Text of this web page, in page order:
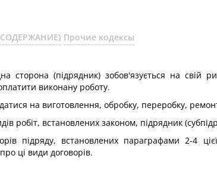
Прочие кодексы
сторона (підрядник) зобов'язується на свій
виконану роботу.
на виготовлення, обробку, переробку,
робіт, встановлених законом, підрядник
підряду, встановлених параграфами 2-4
ці види договорів.